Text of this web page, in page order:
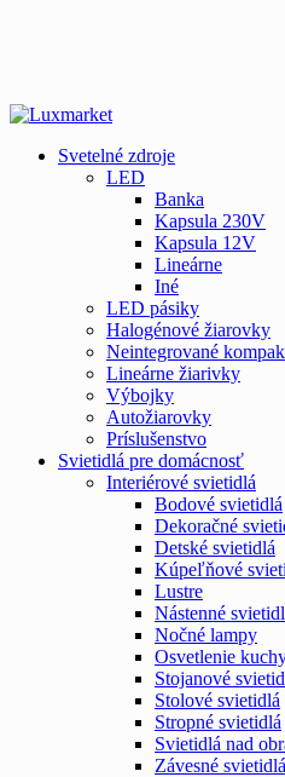
Svetelné zdroje
LED
Banka
Kapsula 230V
Kapsula 12V
Lineárne
Iné
LED pásiky
Halogénové žiarovky
Neintegrované
Lineárne žiarivky
Výbojky
Autožiarovky
Príslušenstvo
Svietidlá pre domácnosť
Interiérové svietidlá
Bodové svietidlá
Dekoračné
Detské svietidlá
Kúpeľňové
Lustre
Nástenné
Nočné lampy
Osvetlenie
Stojanové
Stolové svietidlá
Stropné svietidlá
Svietidlá nad
Závesné svietidlá